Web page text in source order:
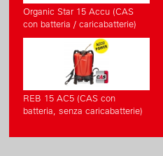
Organic Star 15 Accu (CAS
con batteria / caricabatterie)
REB 15 AC5 (CAS con
batteria, senza caricabatterie)